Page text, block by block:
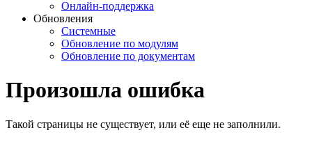
Онлайн-поддержка
Обновления
Системные
Обновление по модулям
Обновление по документам
Произошла ошибка
Такой страницы не существует, или её еще не заполнили.